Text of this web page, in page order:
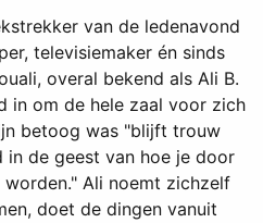
van de ledenavond
televisiemaker én sinds
overal bekend als Ali B.
in om de hele zaal voor zich
betoog was "blijft trouw
in de geest van hoe je door
Ali noemt zichzelf
doet de dingen vanuit